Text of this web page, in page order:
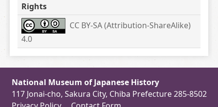
Rights
CC BY-SA (Attribution-ShareAlike)
4.0
National Museum of Japanese History
117 Jonai-cho, Sakura City, Chiba Prefecture 285-8502